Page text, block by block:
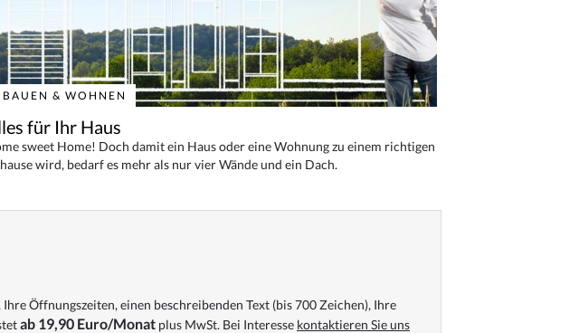
BAUEN & WOHNEN
für Ihr Haus
sweet Home! Doch damit ein Haus oder eine Wohnung zu einem richtigen
wird, bedarf es mehr als nur vier Wände und ein Dach.
Öffnungszeiten, einen beschreibenden Text (bis 700 Zeichen), Ihre
ab 19,90 Euro/Monat plus MwSt. Bei Interesse kontaktieren Sie uns